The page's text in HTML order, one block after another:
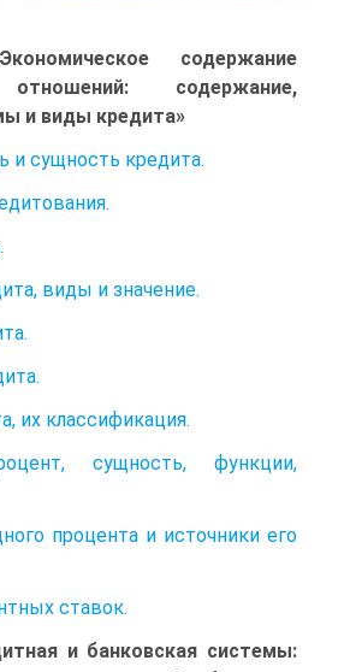
содержание
содержание,
и виды кредита»
и сущность кредита.
виды и значение.
их классификация.
сущность, функции,
процента и источники его
ставок.
и банковская системы: